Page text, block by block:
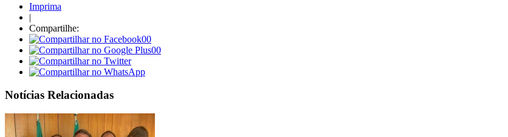
Imprima
|
Compartilhe:
00
00
Notícias Relacionadas